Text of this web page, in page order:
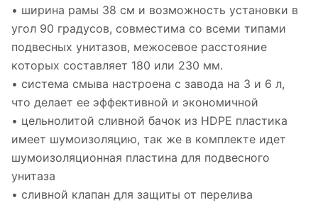
• ширина рамы 38 см и возможность установки в
угол 90 градусов, совместима со всеми типами
подвесных унитазов, межосевое расстояние
которых составляет 180 или 230 мм.
• система смыва настроена с завода на 3 и 6 л,
что делает ее эффективной и экономичной
• цельнолитой сливной бачок из HDPE пластика
имеет шумоизоляцию, так же в комплекте идет
шумоизоляционная пластина для подвесного
унитаза
• сливной клапан для защиты от перелива